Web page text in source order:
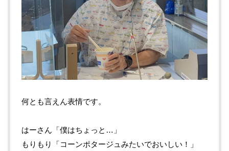
何とも言えん表情です。
はーさん「僕はちょっと…」
もりもり「コーンポタージュみたいでおいしい！」